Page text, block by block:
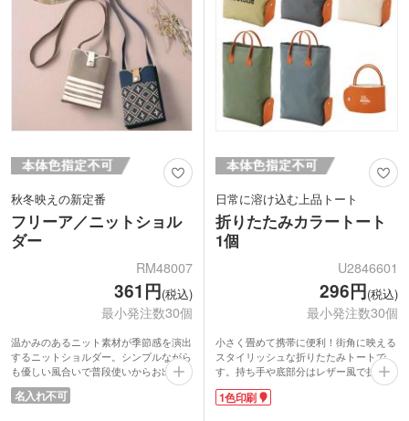
秋冬映えの新定番
フリーア／ニットショル
ダー
RM48007
361円(税込)
最小発注数30個
温かみのあるニット素材が季節感を演出
するニットショルダー。シンプルながら
も優しい風合いで普段使いからお出かけ
まで幅広いシーンに馴染むショルダーバ
ッグです。
名入れ不可
日常に溶け込む上品トート
折りたたみカラートート
1個
U2846601
296円(税込)
最小発注数30個
小さく畳めて携帯に便利！街角に映える
スタイリッシュな折りたたみトートで
す。持ち手や底部分はレザー風で折りた
たみバックには見えない上品さが魅力で
す。しっかりした生地感で、安価ながら
1色印刷